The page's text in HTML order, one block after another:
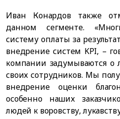
Иван Конардов также
данном сегменте.
систему оплаты за
внедрение систем KPI, –
компании задумываются о
своих сотрудников. Мы
внедрение оценки
особенно наших
людей к воровству,